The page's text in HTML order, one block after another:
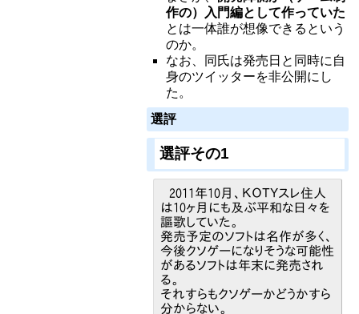
作の）入門編として作っていた
とは一体誰が想像できるという
のか。
なお、同氏は発売日と同時に自
身のツイッターを非公開にし
た。
選評
選評その1
2011年10月、ＫＯＴＹスレ住人
は10ヶ月にも及ぶ平和な日々を
謳歌していた。
発売予定のソフトは名作が多く、
今後クソゲーになりそうな可能性
があるソフトは年末に発売され
る。
それすらもクソゲーかどうかすら
分からない。